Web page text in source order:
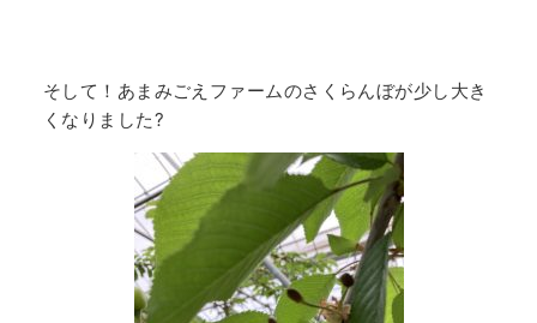
そして！あまみごえファームのさくらんぼが少し大き
くなりました?